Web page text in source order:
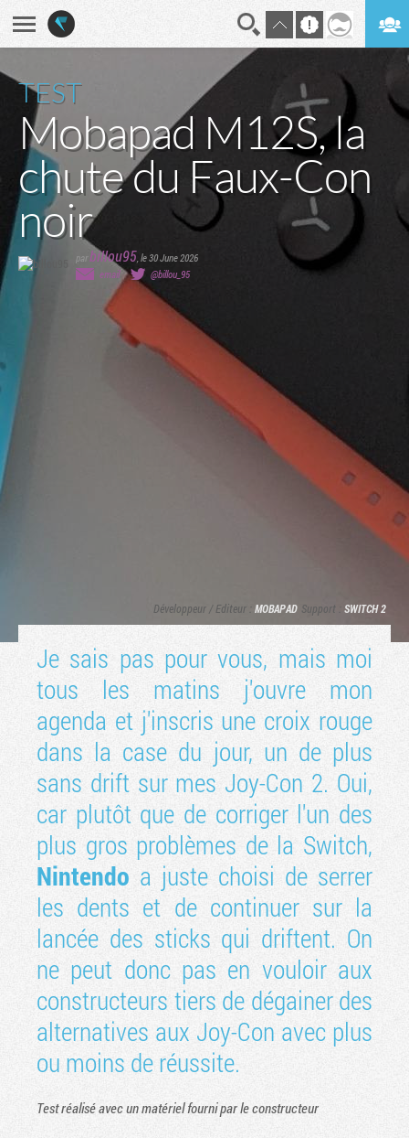
TEST
Mobapad M12S, la
chute du Faux-Con
noir
par billou95,le 30 June 2026
email
@billou_95
Développeur / Editeur :MOBAPAD Support : SWITCH 2
Je sais pas pour vous, mais moi
tous les matins j'ouvre mon
agenda et j'inscris une croix rouge
dans la case du jour, un de plus
sans drift sur mes Joy-Con 2. Oui,
car plutôt que de corriger l'un des
plus gros problèmes de la Switch,
Nintendo a juste choisi de serrer
les dents et de continuer sur la
lancée des sticks qui driftent. On
ne peut donc pas en vouloir aux
constructeurs tiers de dégainer des
alternatives aux Joy-Con avec plus
ou moins de réussite.
Test réalisé avec un matériel fourni par le constructeur
En direct
Tribune